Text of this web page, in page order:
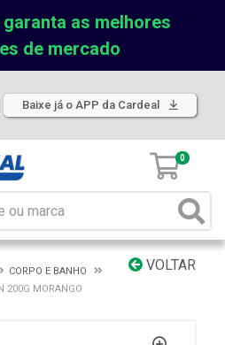
as melhores
de mercado
Baixe já o APP da Cardeal
0
VOLTAR
CORPO E BANHO
200G MORANGO